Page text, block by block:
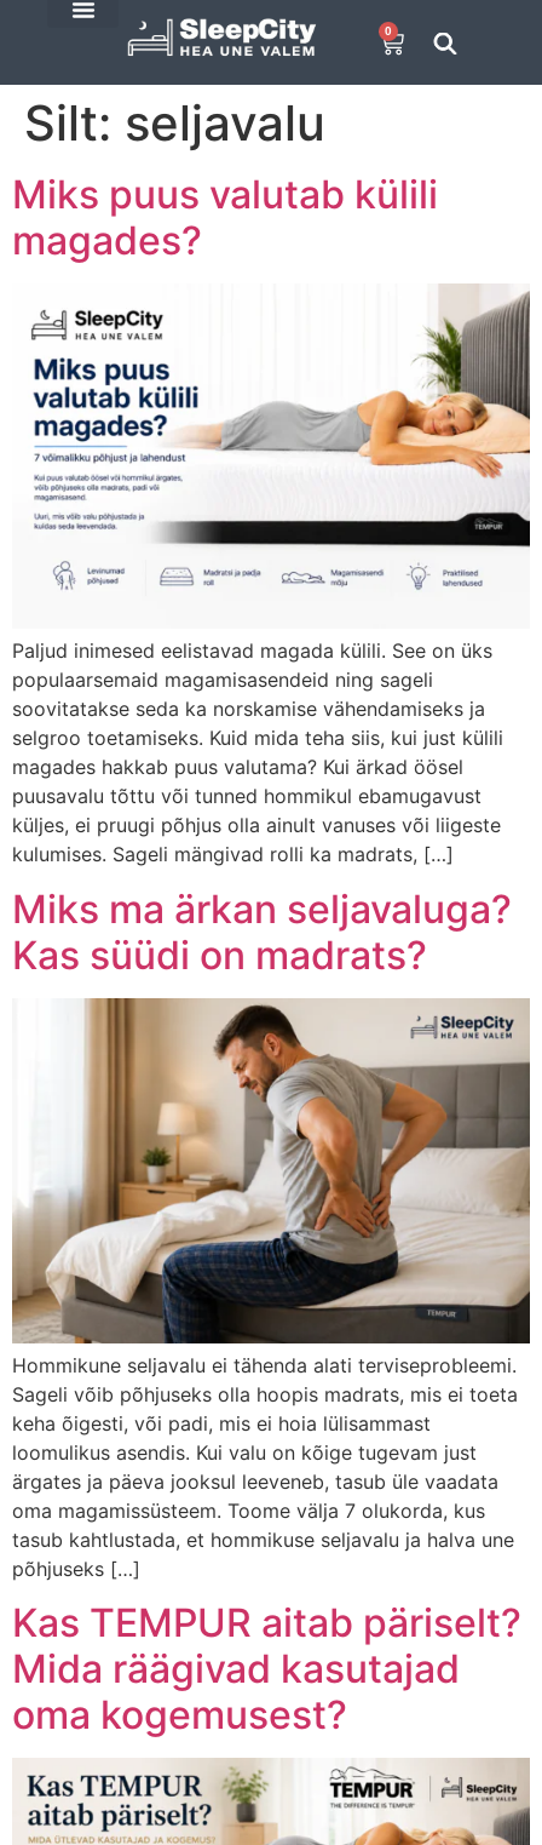
0
Silt: seljavalu
Miks puus valutab külili
magades?
Paljud inimesed eelistavad magada külili. See on üks
populaarsemaid magamisasendeid ning sageli
soovitatakse seda ka norskamise vähendamiseks ja
selgroo toetamiseks. Kuid mida teha siis, kui just külili
magades hakkab puus valutama? Kui ärkad öösel
puusavalu tõttu või tunned hommikul ebamugavust
küljes, ei pruugi põhjus olla ainult vanuses või liigeste
kulumises. Sageli mängivad rolli ka madrats, […]
Miks ma ärkan seljavaluga?
Kas süüdi on madrats?
Hommikune seljavalu ei tähenda alati terviseprobleemi.
Sageli võib põhjuseks olla hoopis madrats, mis ei toeta
keha õigesti, või padi, mis ei hoia lülisammast
loomulikus asendis. Kui valu on kõige tugevam just
ärgates ja päeva jooksul leeveneb, tasub üle vaadata
oma magamissüsteem. Toome välja 7 olukorda, kus
tasub kahtlustada, et hommikuse seljavalu ja halva une
põhjuseks […]
Kas TEMPUR aitab päriselt?
Mida räägivad kasutajad
oma kogemusest?